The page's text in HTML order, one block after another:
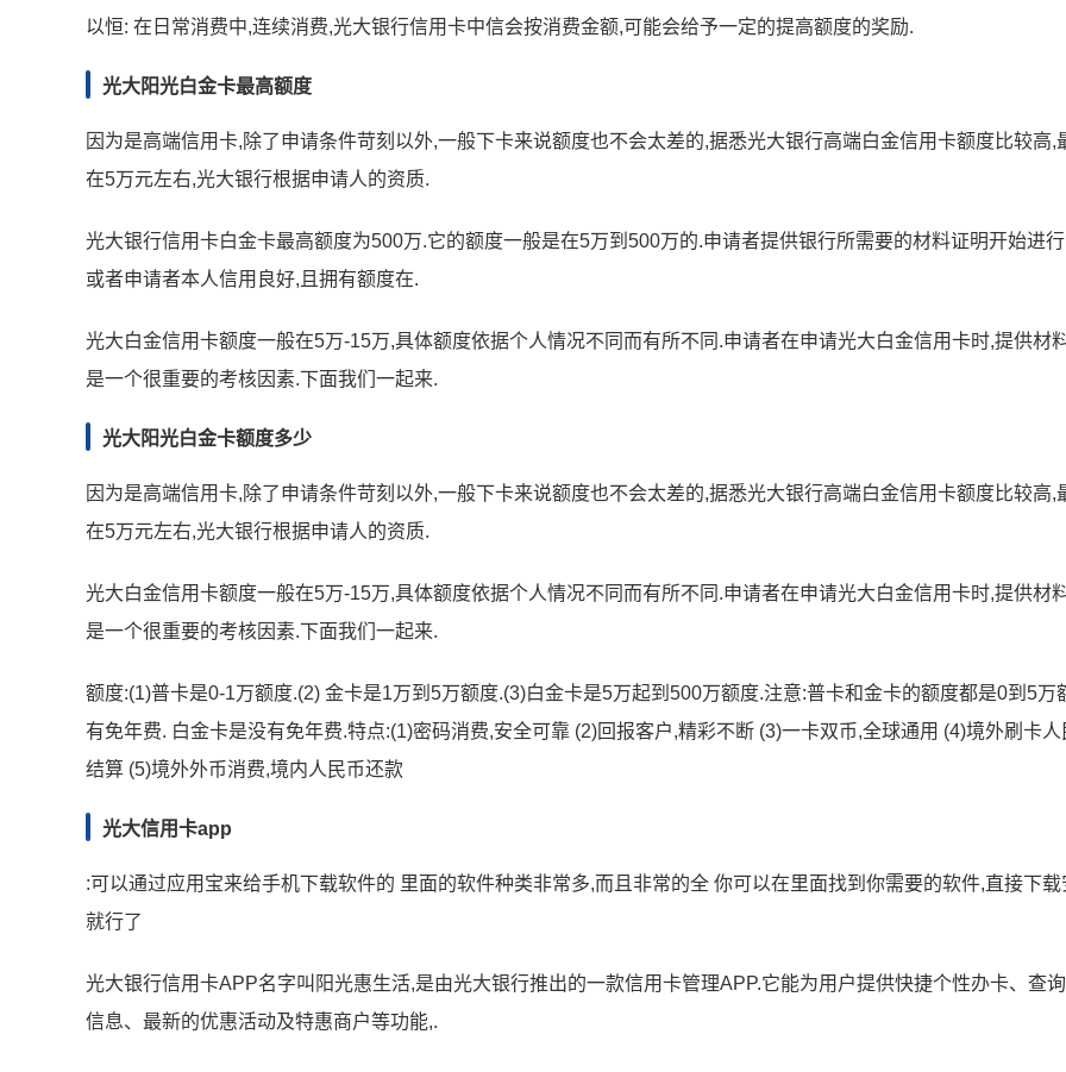
以恒: 在日常消费中,连续消费,光大银行信用卡中信会按消费金额,可能会给予一定的提高额度的奖励.
光大阳光白金卡最高额度
因为是高端信用卡,除了申请条件苛刻以外,一般下卡来说额度也不会太差的,据悉光大银行高端白金信用卡额度比较高,
在5万元左右,光大银行根据申请人的资质.
光大银行信用卡白金卡最高额度为500万.它的额度一般是在5万到500万的.申请者提供银行所需要的材料证明开始进
或者申请者本人信用良好,且拥有额度在.
光大白金信用卡额度一般在5万-15万,具体额度依据个人情况不同而有所不同.申请者在申请光大白金信用卡时,提供材
是一个很重要的考核因素.下面我们一起来.
光大阳光白金卡额度多少
因为是高端信用卡,除了申请条件苛刻以外,一般下卡来说额度也不会太差的,据悉光大银行高端白金信用卡额度比较高,
在5万元左右,光大银行根据申请人的资质.
光大白金信用卡额度一般在5万-15万,具体额度依据个人情况不同而有所不同.申请者在申请光大白金信用卡时,提供材
是一个很重要的考核因素.下面我们一起来.
额度:(1)普卡是0-1万额度.(2) 金卡是1万到5万额度.(3)白金卡是5万起到500万额度.注意:普卡和金卡的额度都是0到5万
有免年费. 白金卡是没有免年费.特点:(1)密码消费,安全可靠 (2)回报客户,精彩不断 (3)一卡双币,全球通用 (4)境外刷卡人
结算 (5)境外外币消费,境内人民币还款
光大信用卡app
:可以通过应用宝来给手机下载软件的 里面的软件种类非常多,而且非常的全 你可以在里面找到你需要的软件,直接下载
就行了
光大银行信用卡APP名字叫阳光惠生活,是由光大银行推出的一款信用卡管理APP.它能为用户提供快捷个性办卡、查
信息、最新的优惠活动及特惠商户等功能,.